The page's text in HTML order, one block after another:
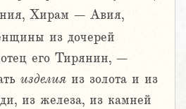
Хирам – Авия,
из дочерей
его Тирянин, –
изделия из золота и из
из железа, из камней